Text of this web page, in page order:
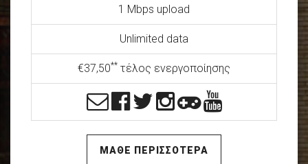
1 Mbps upload
Unlimited data
€37,50** τέλος ενεργοποίησης
ΜΑΘΕ ΠΕΡΙΣΣΟΤΕΡΑ